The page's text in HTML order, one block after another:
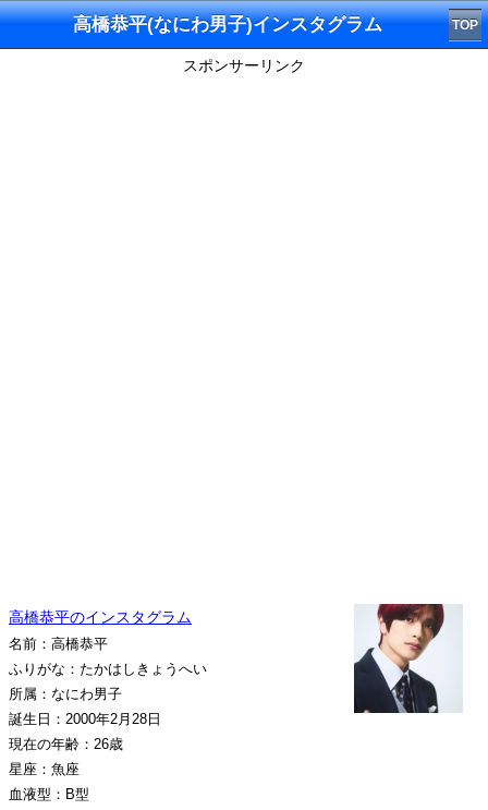
高橋恭平(なにわ男子)インスタグラム TOP
スポンサーリンク
高橋恭平のインスタグラム
名前：高橋恭平
ふりがな：たかはしきょうへい
所属：なにわ男子
誕生日：2000年2月28日
現在の年齢：26歳
星座：魚座
血液型：B型